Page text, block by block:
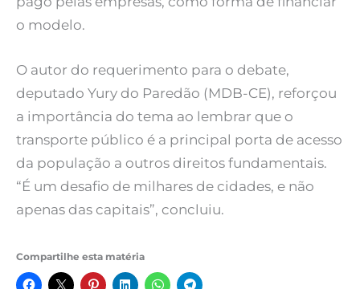
o modelo.
O autor do requerimento para o debate,
deputado Yury do Paredão (MDB-CE), reforçou
a importância do tema ao lembrar que o
transporte público é a principal porta de acesso
da população a outros direitos fundamentais.
“É um desafio de milhares de cidades, e não
apenas das capitais”, concluiu.
Compartilhe esta matéria